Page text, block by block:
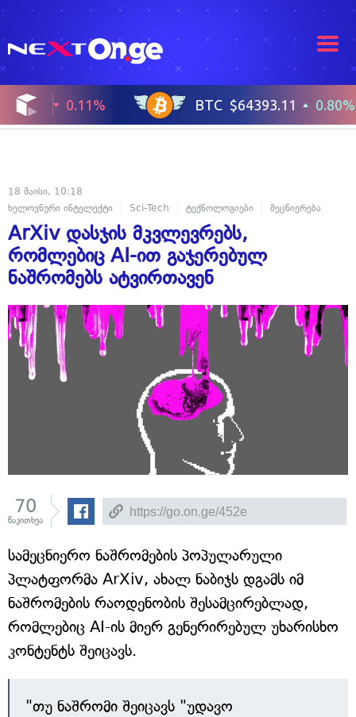
18 მაისი, 10:18
ხელოვნური ინტელექტი
Sci-Tech ტექნოლოგიები მეცნიერება
ArXiv დასჯის მკვლევრებს,
რომლებიც AI-ით გაჯერებულ
ნაშრომებს ატვირთავენ
70
წაკითხვა
სამეცნიერო ნაშრომების პოპულარული
პლატფორმა ArXiv, ახალ ნაბიჯს დგამს იმ
ნაშრომების რაოდენობის შესამცირებლად,
რომლებიც AI-ის მიერ გენერირებულ უხარისხო
კონტენტს შეიცავს.
"თუ ნაშრომი შეიცავს "უდავო